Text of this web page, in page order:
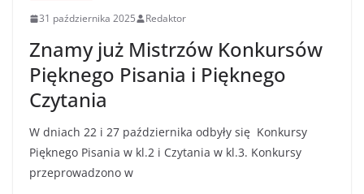
31 października 2025 Redaktor
Znamy już Mistrzów Konkursów
Pięknego Pisania i Pięknego
Czytania
W dniach 22 i 27 października odbyły się Konkursy
Pięknego Pisania w kl.2 i Czytania w kl.3. Konkursy
przeprowadzono w